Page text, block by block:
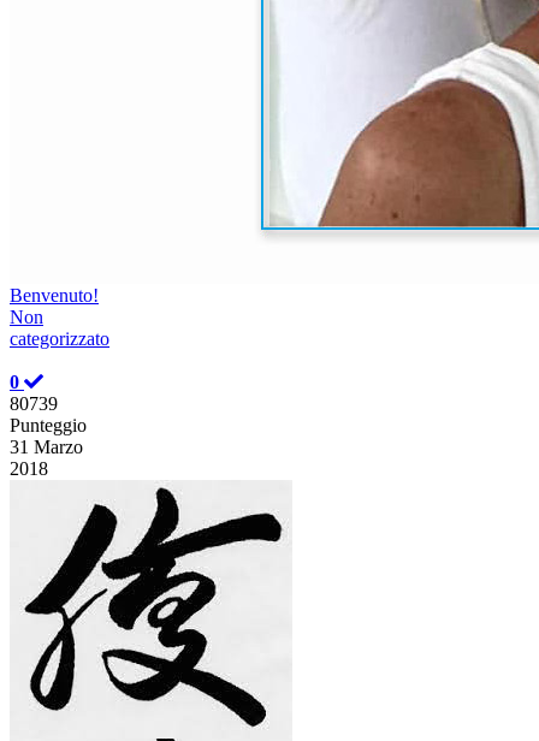
Benvenuto!
Non
categorizzato
0
80739
Punteggio
31 Marzo
2018